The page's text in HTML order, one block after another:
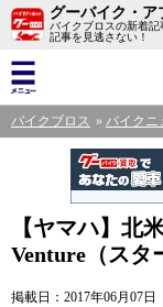
グーバイク・ア
バイクブロスの新着記
記事を見逃さない！
バイクブロス バイクニ
【ヤマハ】北
Venture（スタ
掲載日：2017年06月07日